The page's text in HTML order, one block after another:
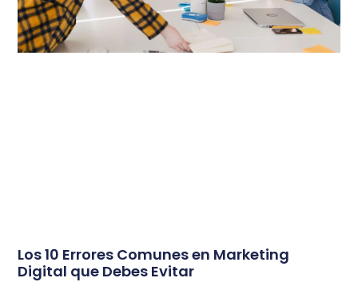
Los 10 Errores Comunes en Marketing
Digital que Debes Evitar